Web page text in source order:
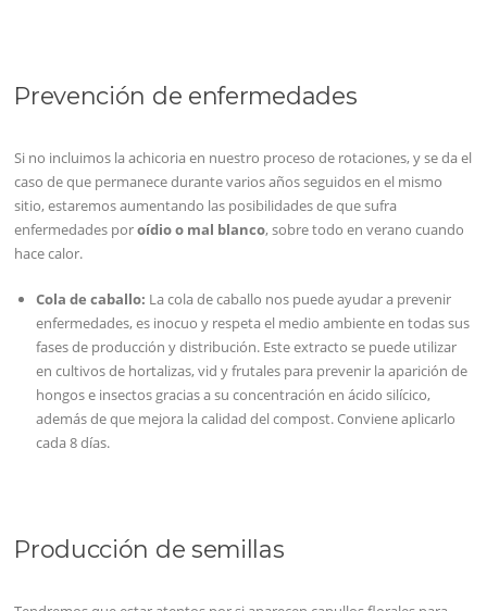
Prevención de enfermedades
Si no incluimos la achicoria en nuestro proceso de rotaciones, y se da el
caso de que permanece durante varios años seguidos en el mismo
sitio, estaremos aumentando las posibilidades de que sufra
enfermedades poroídio o mal blanco, sobre todo en verano cuando
hace calor.
Cola de caballo: La cola de caballo nos puede ayudar a prevenir
enfermedades, es inocuo y respeta el medio ambiente en todas sus
fases de producción y distribución. Este extracto se puede utilizar
en cultivos de hortalizas, vid y frutales para prevenir la aparición de
hongos e insectos gracias a su concentración en ácido silícico,
además de que mejora la calidad del compost. Conviene aplicarlo
cada 8 días.
Producción de semillas